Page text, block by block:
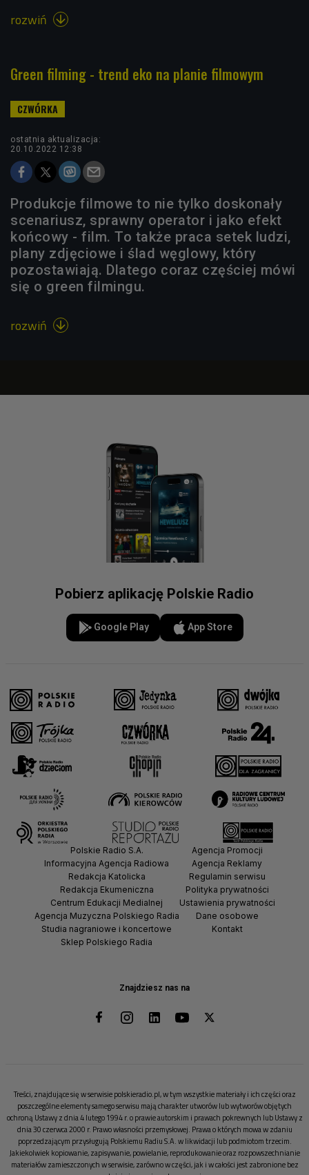
rozwiń 
Green filming - trend eko na planie filmowym
ostatnia aktualizacja:
20.10.2022 12:38
Produkcje filmowe to nie tylko doskonały
scenariusz, sprawny operator i jako efekt
końcowy - film. To także praca setek ludzi,
plany zdjęciowe i ślad węglowy, który
pozostawiają. Dlatego coraz częściej mówi
się o green filmingu.
rozwiń 
Pobierz aplikację Polskie Radio
Google Play App Store
Znajdziesz nas na
Polskie Radio S.A.
Informacyjna Agencja Radiowa
Redakcja Katolicka
Redakcja Ekumeniczna
Centrum Edukacji Medialnej
Agencja Muzyczna Polskiego Radia
Studia nagraniowe i koncertowe
Sklep Polskiego Radia
Agencja Promocji
Agencja Reklamy
Regulamin serwisu
Polityka prywatności
Ustawienia prywatności
Dane osobowe
Kontakt
Treści, znajdujące się w serwisie polskieradio.pl, w tym wszystkie materiały i ich części oraz
poszczególne elementy samego serwisu mają charakter utworów lub wytworów objętych
ochroną Ustawy z dnia 4 lutego 1994 r. o prawie autorskim i prawach pokrewnych lub Ustawy z
dnia 30 czerwca 2000 r. Prawo własności przemysłowej. Prawa o których mowa w zdaniu
poprzedzającym przysługują Polskiemu Radiu S.A. w likwidacji lub podmiotom trzecim.
Jakiekolwiek kopiowanie, zapisywanie, powielanie, reprodukowanie oraz rozpowszechnianie
materiałów zamieszczonych w serwisie, zarówno w części, jak i w całości jest zabronione bez